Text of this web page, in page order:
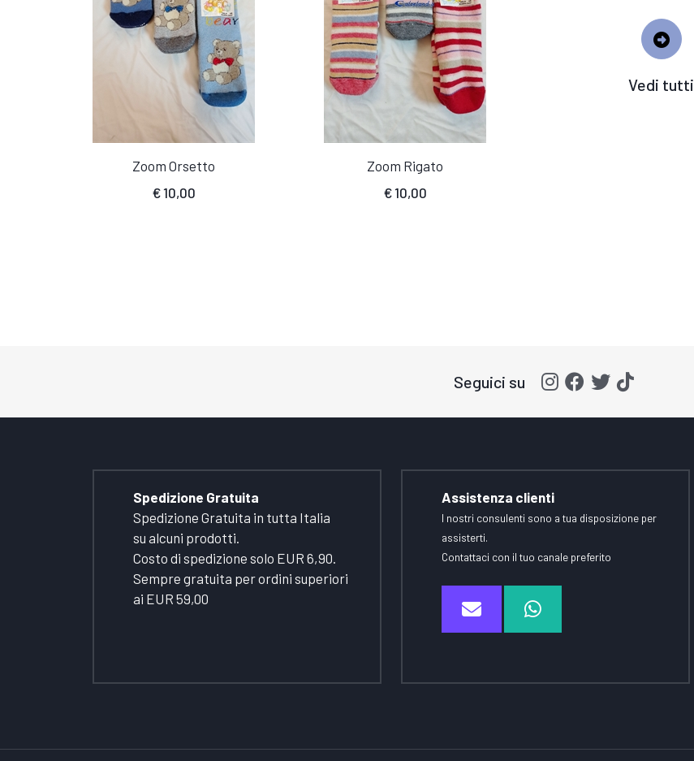
Zoom Orsetto
€10,00
Zoom Rigato
€10,00
Vedi tutti
Seguici su
Spedizione Gratuita
Spedizione Gratuita in tutta Italia
su alcuni prodotti.
Costo di spedizione solo EUR 6,90.
Sempre gratuita per ordini superiori
ai EUR 59,00
Assistenza clienti
I nostri consulenti sono a tua disposizione per
assisterti.
Contattaci con il tuo canale preferito